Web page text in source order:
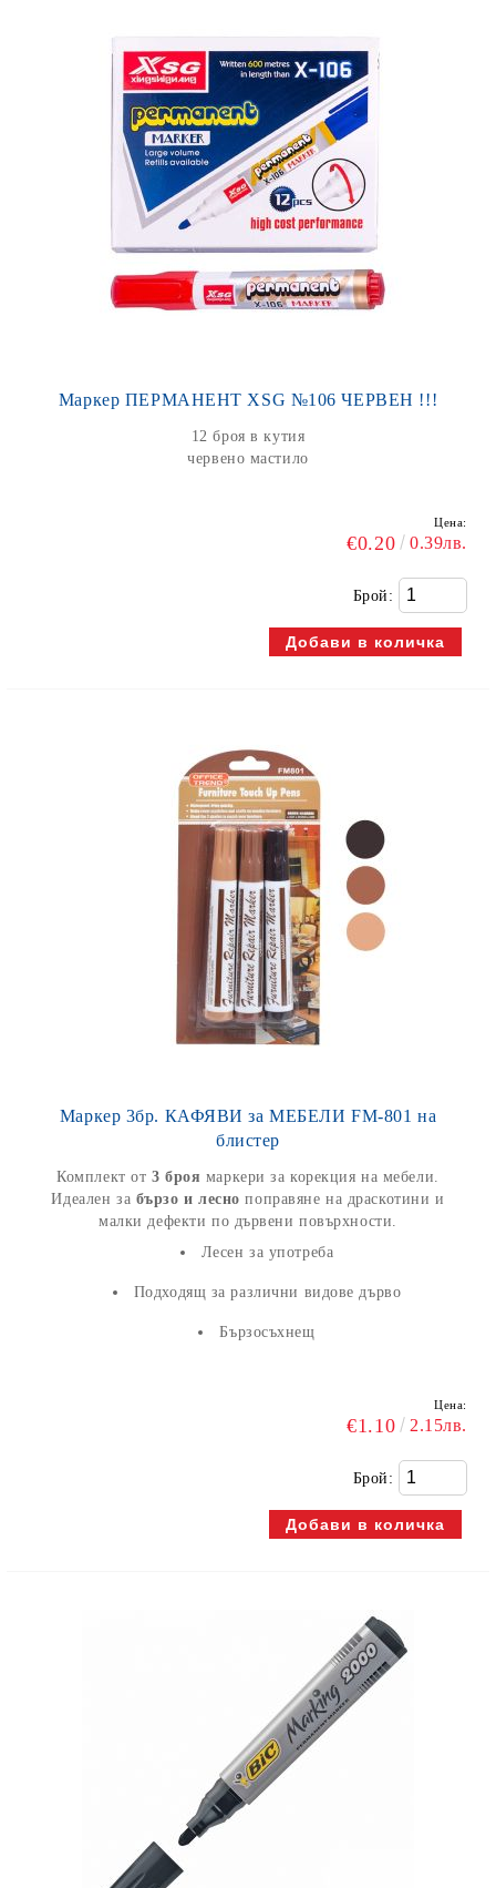
Маркер ПЕРМАНЕНТ XSG №106 ЧЕРВЕН !!!
12 броя в кутия
червено мастило
Цена:
€0.20 0.39лв.
Брой:
Маркер 3бр. КАФЯВИ за МЕБЕЛИ FM-801 на
блистер
Комплект от 3 броя маркери за корекция на мебели.
Идеален за бързо и лесно поправяне на драскотини и
малки дефекти по дървени повърхности.
Лесен за употреба
Подходящ за различни видове дърво
Бързосъхнещ
Цена:
€1.10 2.15лв.
Брой: